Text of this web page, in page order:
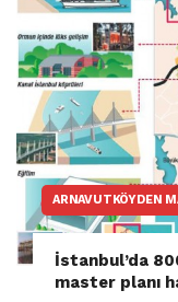
ARNAVUTKÖYDEN
İstanbul’da
master planı